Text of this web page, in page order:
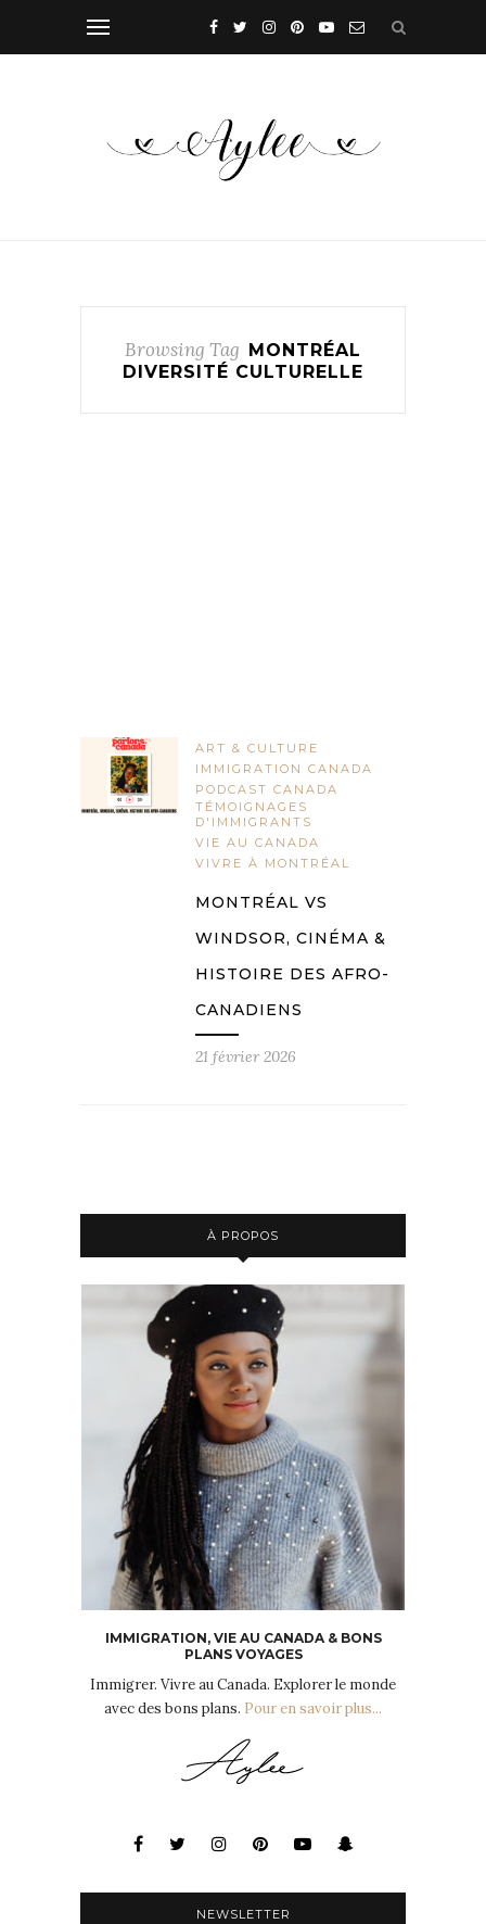
Browsing Tag
MONTRÉAL
DIVERSITÉ CULTURELLE
ART & CULTURE
IMMIGRATION CANADA
PODCAST CANADA
TÉMOIGNAGES
D'IMMIGRANTS
VIE AU CANADA
VIVRE À MONTRÉAL
MONTRÉAL VS
WINDSOR, CINÉMA &
HISTOIRE DES AFRO-
CANADIENS
21 février 2026
À PROPOS
IMMIGRATION, VIE AU CANADA & BONS
PLANS VOYAGES
Immigrer. Vivre au Canada. Explorer le monde
avec des bons plans. Pour en savoir plus...
NEWSLETTER